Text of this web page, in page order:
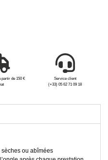
partir de 150 €
Service client
(+33) 05 62 71 09 18
ou abîmées